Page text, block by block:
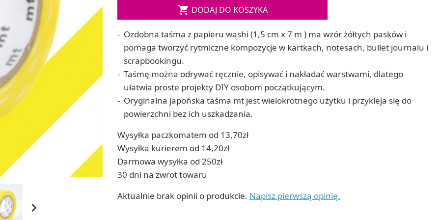
ręcznych
Soda, kwasek, formy do kul do kąpieli
Dodatki: barwniki i zapachy
RZEŹBA, GLINY I ODLEWY
Odlewy dekoracyjne
Tworzenie z gliny polimerowej
Modelowanie dla dzieci
Zestawy do cyjanotypii
Koraliki do prasowania
Techniki artystyczne – eksperymentalne
Malowanie piaskiem (Sablimage)
Wydrapywanki
Techniki mozaikowe i wyklejanki

 DODAJ DO KOSZYKA
Ozdobna taśma z papieru washi (1,5 cm x 7 m ) ma wzór żółtych pasków i
pomaga tworzyć rytmiczne kompozycje w kartkach, notesach, bullet journalu i
scrapbookingu.
Taśmę można odrywać ręcznie, opisywać i nakładać warstwami, dlatego
ułatwia proste projekty DIY osobom początkującym.
Oryginalna japońska taśma mt jest wielokrotnego użytku i przykleja się do
powierzchni bez ich uszkadzania.
Wysyłka paczkomatem od 13,70zł
Wysyłka kurierem od 14,20zł
Darmowa wysyłka od 250zł
30 dni na zwrot towaru
Aktualnie brak opinii o produkcie. Napisz pierwszą opinię.